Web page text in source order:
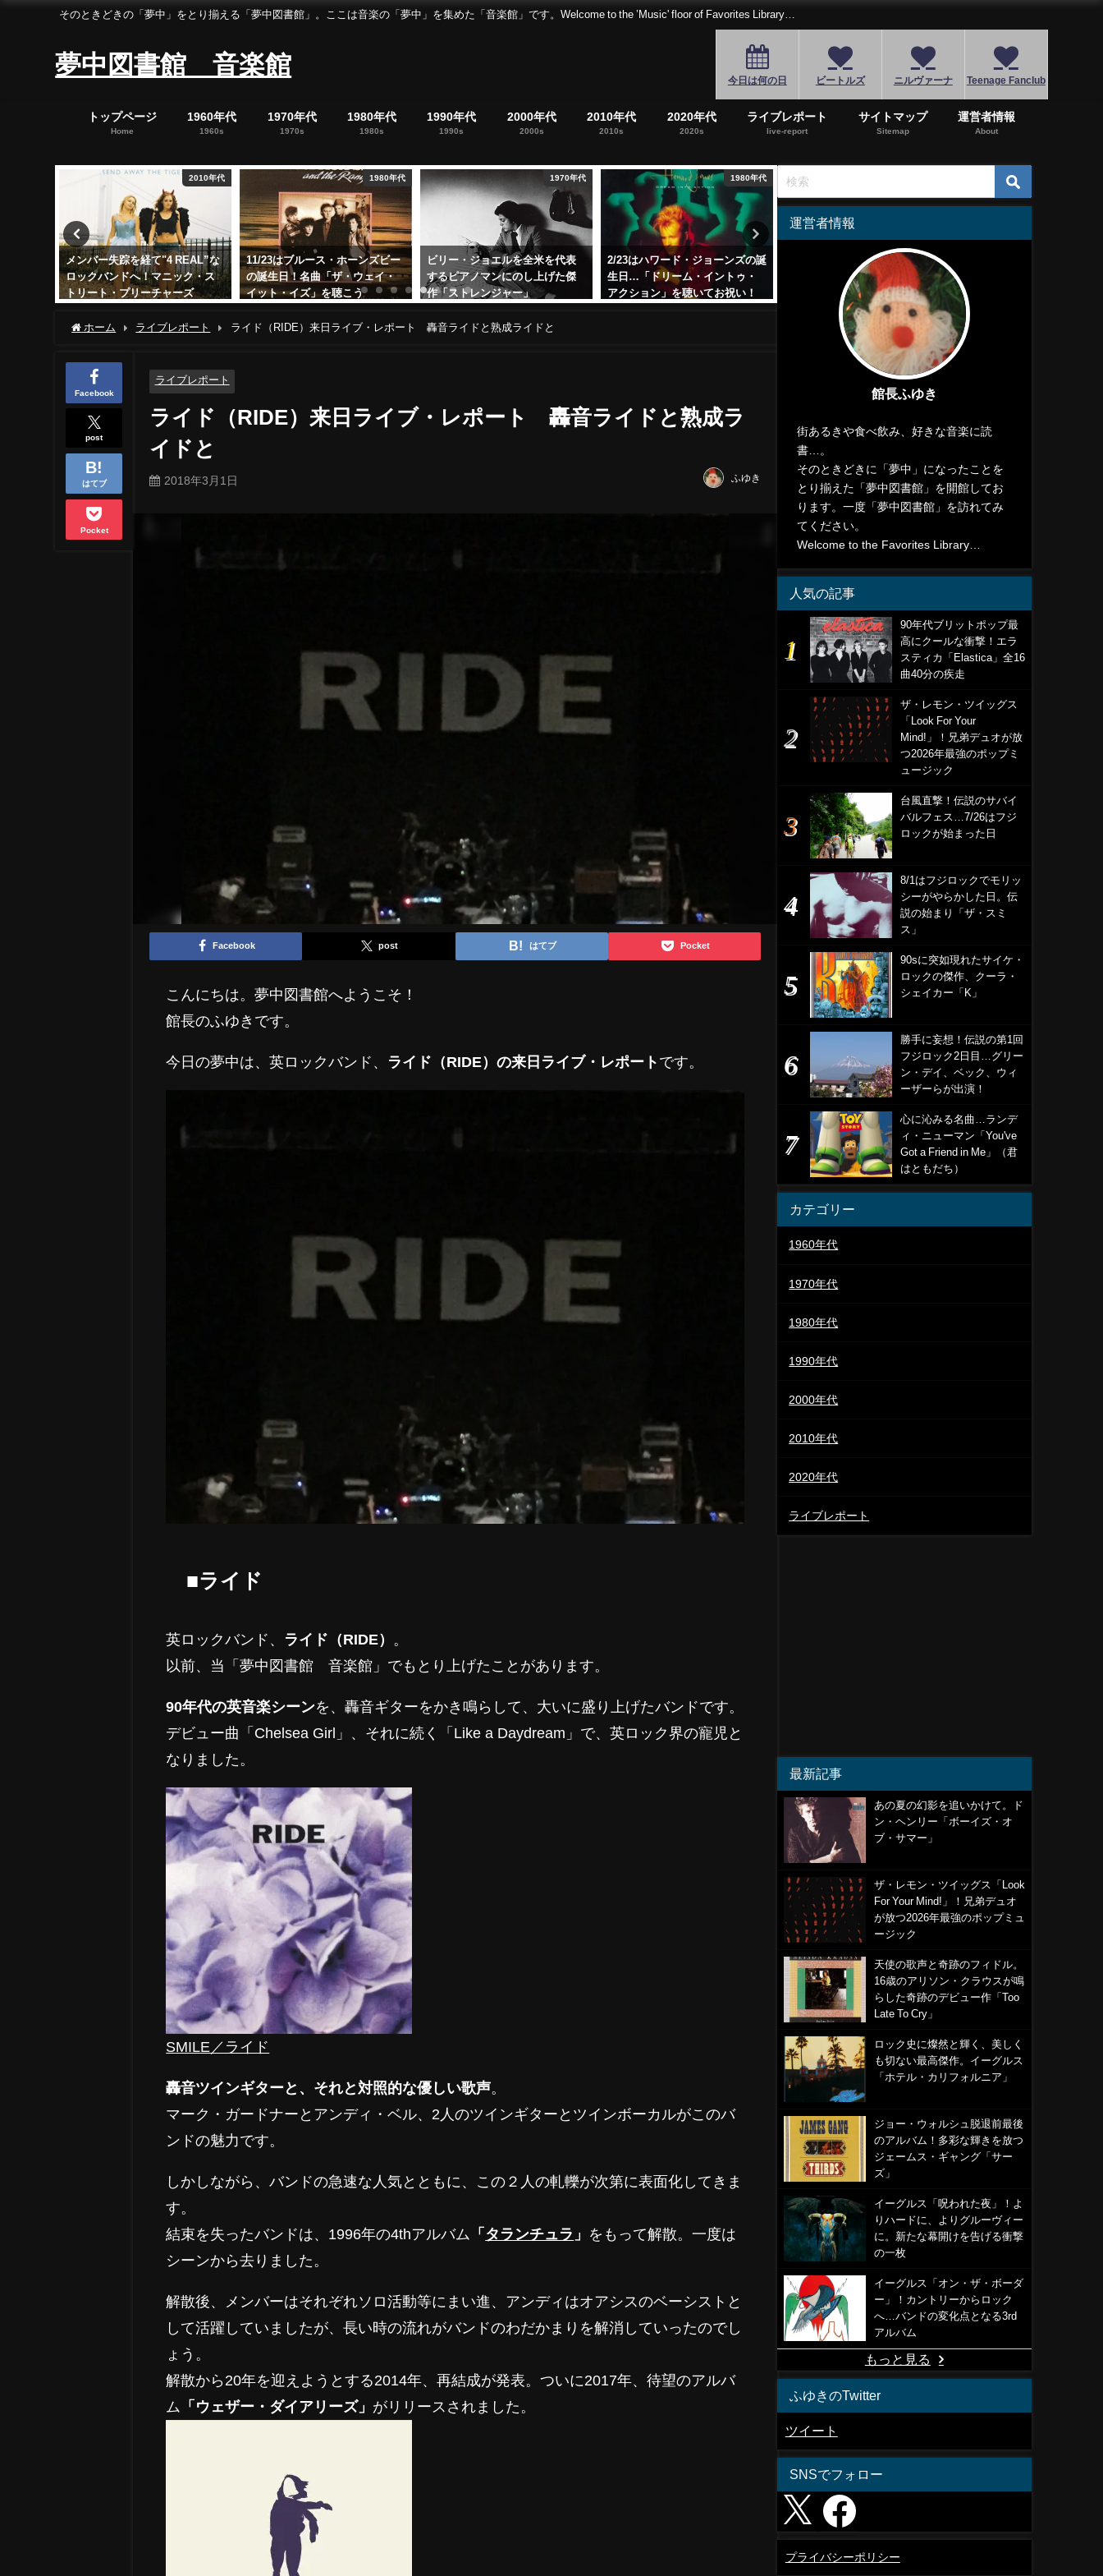
そのときどきの「夢中」をとり揃える「夢中図書館」。ここは音楽の「夢中」を集めた「音楽館」です。Welcome to the ’Music' floor of Favorites Library…
夢中図書館 音楽館
今日は何の日 ビートルズ ニルヴァーナ Teenage Fanclub
トップページ
Home
1960年代
1960s
1970年代
1970s
1980年代
1980s
1990年代
1990s
2000年代
2000s
2010年代
2010s
2020年代
2020s
ライブレポート
live-report
サイトマップ
Sitemap
運営者情報
About
を経て"4 REAL”な
へ！マニック・ス
リーチャーズ
11/23はブルース・ホーンズビー
の誕生日！名曲「ザ・ウェイ・
イット・イズ」を聴こう
1970年代
ビリー・ジョエルを全米を代表
するピアノマンにのし上げた傑
作「ストレンジャー」
1980年代
2/23はハワード・ジョーンズの誕
生日…「ドリーム・イントゥ・
アクション」を聴いてお祝い！
2010年代
トム・モレロ、新時代のEDMロ
ックアルバム「The Atlas
Underground」
11/12はニール・ヤングのＷ記念
日…1stアルバム「Neil Young」
2020年11月12日
ホーム ライブレポート ライド（RIDE）来日ライブ・レポート 轟音ライドと熟成ライドと
Facebook
post
はてブ
Pocket
ライブレポート
ライド（RIDE）来日ライブ・レポート 轟音ライドと熟成ラ
イドと
2018年3月1日 ふゆき
Facebook post はてブ Pocket
こんにちは。夢中図書館へようこそ！
館長のふゆきです。
今日の夢中は、英ロックバンド、 ライド（RIDE）の来日ライブ・レポート です。
■ライド
英ロックバンド、 ライド（RIDE） 。
以前、当「夢中図書館 音楽館」でもとり上げたことがあります。
90年代の英音楽シーンを、轟音ギターをかき鳴らして、大いに盛り上げたバンドです。
デビュー曲「Chelsea Girl」、それに続く「Like a Daydream」で、英ロック界の寵児と
なりました。
SMILE／ライド
轟音ツインギターと、それと対照的な優しい歌声。
マーク・ガードナーとアンディ・ベル、2人のツインギターとツインボーカルがこのバ
ンドの魅力です。
しかしながら、バンドの急速な人気とともに、この２人の軋轢が次第に表面化してきま
す。
結束を失ったバンドは、1996年の4thアルバム
「 タランチュラ 」 をもって解散。一度は
シーンから去りました。
解散後、メンバーはそれぞれソロ活動等にまい進、アンディはオアシスのベーシストと
して活躍していましたが、長い時の流れがバンドのわだかまりを解消していったのでし
ょう。
解散から20年を迎えようとする2014年、再結成が発表。ついに2017年、待望のアルバ
ム
「ウェザー・ダイアリーズ」 がリリースされました。
運営者情報
館長ふゆき
街あるきや食べ飲み、好きな音楽に読
書…。
そのときどきに「夢中」になったことを
とり揃えた「夢中図書館」を開館してお
ります。一度「夢中図書館」を訪れてみ
てください。
Welcome to the Favorites Library…
人気の記事
90年代ブリットポップ最
高にクールな衝撃！エラ
スティカ「Elastica」全16
曲40分の疾走
ザ・レモン・ツイッグス
「Look For Your
Mind!」！兄弟デュオが放
つ2026年最強のポップミ
ュージック
台風直撃！伝説のサバイ
バルフェス…7/26はフジ
ロックが始まった日
8/1はフジロックでモリッ
シーがやらかした日。伝
説の始まり「ザ・スミ
ス」
90sに突如現れたサイケ・
ロックの傑作、クーラ・
シェイカー「K」
勝手に妄想！伝説の第1回
フジロック2日目…グリー
ン・デイ、ベック、ウィ
ーザーらが出演！
心に沁みる名曲…ランデ
ィ・ニューマン「You've
Got a Friend in Me」（君
はともだち）
カテゴリー
1960年代
1970年代
1980年代
1990年代
2000年代
2010年代
2020年代
ライブレポート
最新記事
あの夏の幻影を追いかけて。ド
ン・ヘンリー「ボーイズ・オ
ブ・サマー」
ザ・レモン・ツイッグス「Look
For Your Mind!」！兄弟デュオ
が放つ2026年最強のポップミュ
ージック
天使の歌声と奇跡のフィドル。
16歳のアリソン・クラウスが鳴
らした奇跡のデビュー作「Too
Late To Cry」
ロック史に燦然と輝く、美しく
も切ない最高傑作。イーグルス
「ホテル・カリフォルニア」
ジョー・ウォルシュ脱退前最後
のアルバム！多彩な輝きを放つ
ジェームス・ギャング「サー
ズ」
イーグルス「呪われた夜」！よ
りハードに、よりグルーヴィー
に。新たな幕開けを告げる衝撃
の一枚
イーグルス「オン・ザ・ボーダ
ー」！カントリーからロック
へ…バンドの変化点となる3rd
アルバム
もっと見る
ふゆきのTwitter
ツイート
SNSでフォロー
プライバシーポリシー